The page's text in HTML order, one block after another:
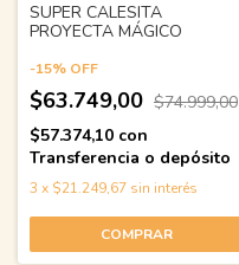
SUPER CALESITA
PROYECTA MÁGICO
-15% OFF
$63.749,00 $74.999,00
$57.374,10 con
Transferencia o depósito
3 x $21.249,67 sin interés